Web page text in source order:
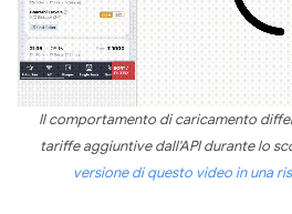
Il comportamento di caricamento
tariffe aggiuntive dall'API durante lo
versione di questo video in una